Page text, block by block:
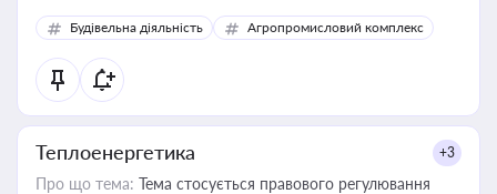
Будівельна діяльність Агропромисловий комплекс
Теплоенергетика +3
Про що тема: Тема стосується правового регулювання